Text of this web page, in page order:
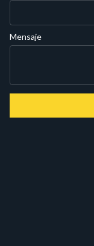
Mensaje